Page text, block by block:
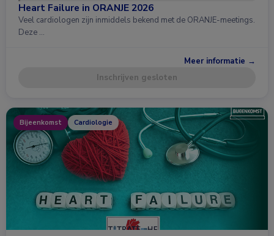
Heart Failure in ORANJE 2026
Veel cardiologen zijn inmiddels bekend met de ORANJE-meetings.
Deze …
Meer informatie →
Inschrijven gesloten
Bijeenkomst Cardiologie